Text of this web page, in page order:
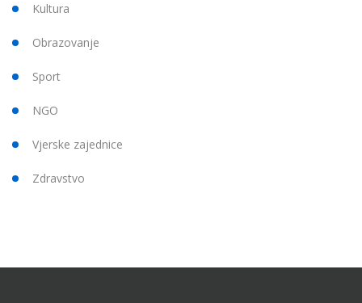
Kultura
Obrazovanje
Sport
NGO
Vjerske zajednice
Zdravstvo